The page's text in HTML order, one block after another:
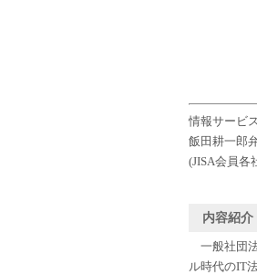
情報サービ
飯田耕一郎
(JISA会員各
内容紹介
一般社団
ル時代のIT